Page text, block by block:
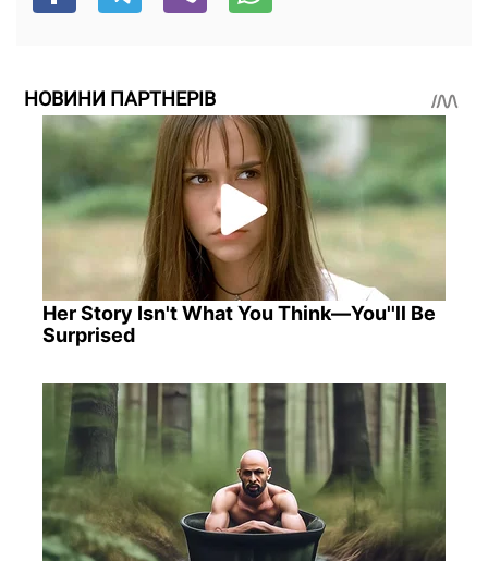
НОВИНИ ПАРТНЕРІВ
Her Story Isn't What You Think—You''ll Be
Surprised